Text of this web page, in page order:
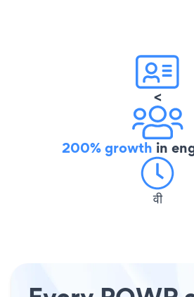
<
200% growth in
वी